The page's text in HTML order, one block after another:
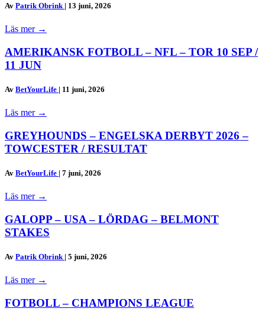
Av Patrik Obrink | 13 juni, 2026
Läs mer →
AMERIKANSK FOTBOLL – NFL – TOR 10 SEP /
11 JUN
Av BetYourLife | 11 juni, 2026
Läs mer →
GREYHOUNDS – ENGELSKA DERBYT 2026 –
TOWCESTER / RESULTAT
Av BetYourLife | 7 juni, 2026
Läs mer →
GALOPP – USA – LÖRDAG – BELMONT
STAKES
Av Patrik Obrink | 5 juni, 2026
Läs mer →
FOTBOLL – CHAMPIONS LEAGUE